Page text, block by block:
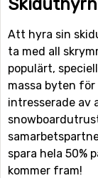
Att hyra sin
ta med all
populärt,
massa byten
intresserade av
spara hela 50%
kommer fram!